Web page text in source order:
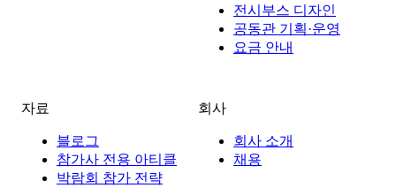
전시부스 디자인
공동관 기획·운영
요금 안내
자료
블로그
참가사 전용 아티클
박람회 참가 전략
회사
회사 소개
채용